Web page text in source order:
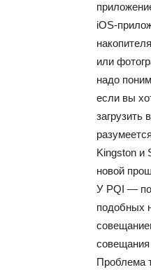
iOS-
или
надо
если вы
загрузить
Kingston и
новой
У PQI —
подобных
Проблема